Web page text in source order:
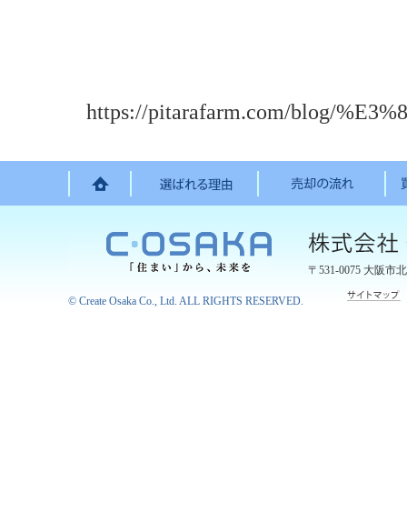
https://pitarafarm.com/blog/
〒531-0075 大阪市
© Create Osaka Co., Ltd. ALL RIGHTS RESERVED.